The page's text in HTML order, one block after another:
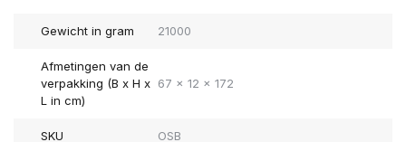
Gewicht in gram 21000
Afmetingen van de
verpakking (B x H x
L in cm)
67 x 12 x 172
SKU OSB